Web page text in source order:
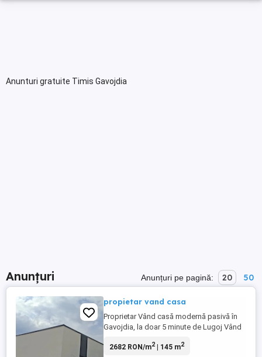
Anunturi gratuite Timis Gavojdia
Anunțuri Anunțuri pe pagină: 20 50
propietar vand casa
Proprietar Vând casă modernă pasivă în
Gavojdia, la doar 5 minute de Lugoj Vând
panouri SIP de 20 cm, proiectată pentru
2682 RON/m2| 145 m2